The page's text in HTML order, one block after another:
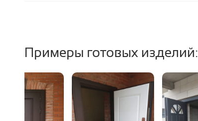
Направление открывания:
Уплотнитель:
Примеры готовых изделий: